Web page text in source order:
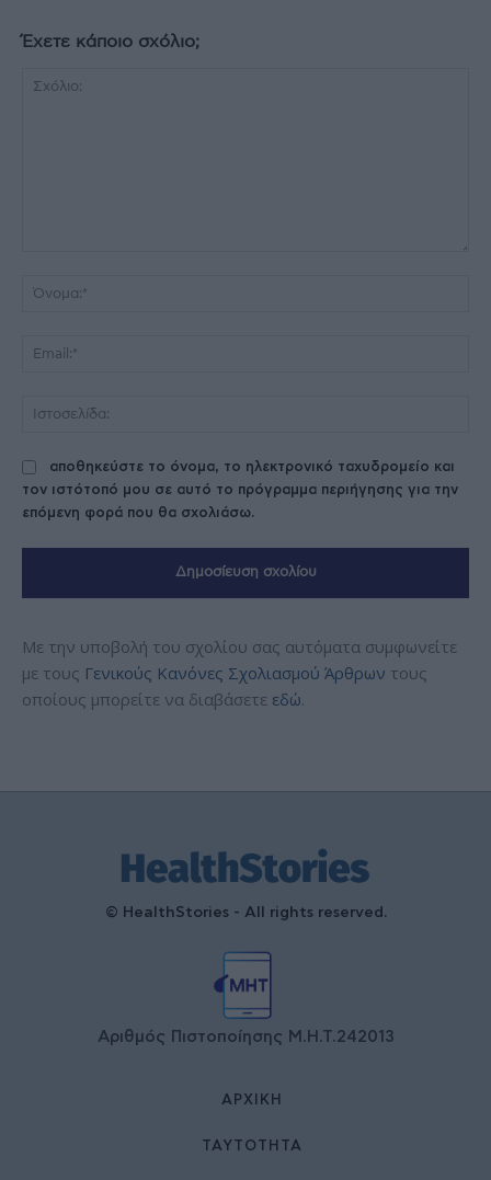
Έχετε κάποιο σχόλιο;
αποθηκεύστε το όνομα, το ηλεκτρονικό ταχυδρομείο και
τον ιστότοπό μου σε αυτό το πρόγραμμα περιήγησης για την
επόμενη φορά που θα σχολιάσω.
Με την υποβολή του σχολίου σας αυτόματα συμφωνείτε
με τους Γενικούς Κανόνες Σχολιασμού Άρθρων τους
οποίους μπορείτε να διαβάσετε εδώ.
© HealthStories - All rights reserved.
Αριθμός Πιστοποίησης Μ.Η.Τ.242013
ΑΡΧΙΚΉ
ΤΑΥΤΌΤΗΤΑ